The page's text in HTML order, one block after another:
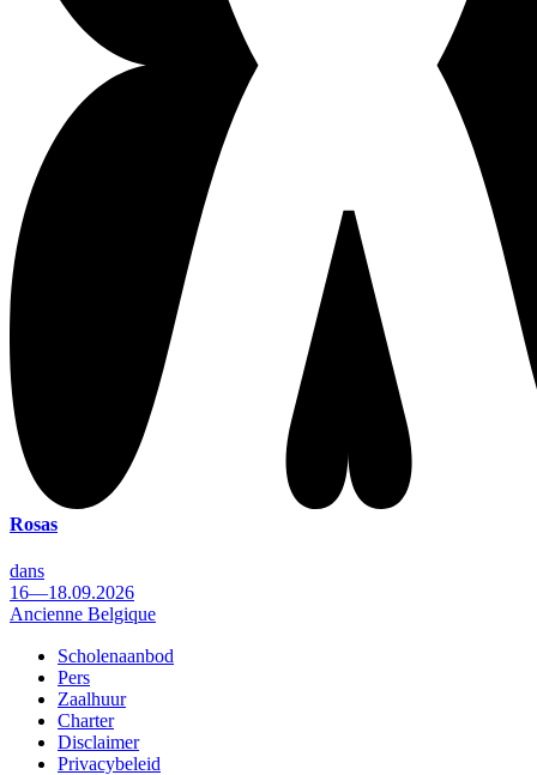
Rosas
dans
16—18.09.2026
Ancienne Belgique
Footer
Scholenaanbod
Pers
Zaalhuur
Charter
Disclaimer
Privacybeleid